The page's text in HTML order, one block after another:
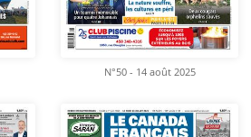
N°50 - 14 août 2025